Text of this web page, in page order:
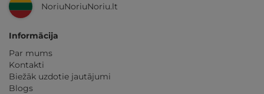
NoriuNoriuNoriu.lt
Informācija
Par mums
Kontakti
Biežāk uzdotie jautājumi
Blogs